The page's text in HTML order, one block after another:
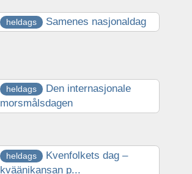
heldags Samenes nasjonaldag
heldags
Den internasjonale
morsmålsdagen
heldags
Kvenfolkets dag –
kväänikansan p...